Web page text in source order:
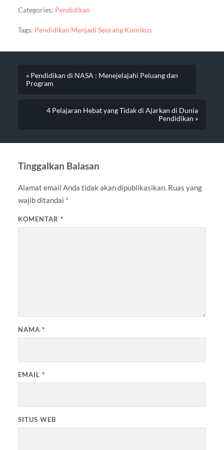
Categories: Pendidikan
Tags: Pendidikan Menjadi Seorang Komikus
« Pendidikan di NASA : Menejelajahi Peluang dan
Program
4 Pelajaran Hebat yang Tidak di Ajarkan di Dunia
Pendidikan »
Tinggalkan Balasan
Alamat email Anda tidak akan dipublikasikan. Ruas yang
wajib ditandai *
KOMENTAR *
NAMA *
EMAIL *
SITUS WEB